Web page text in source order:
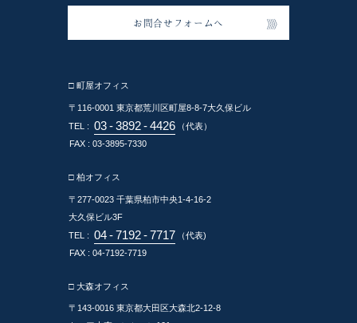
お問合せフォームへ
□ 町屋オフィス
〒116-0001 東京都荒川区町屋8-8-7大久保ビル
TEL : 03 - 3892 - 4426
（代表）
FAX : 03-3895-7330
□ 柏オフィス
〒277-0023 千葉県柏市中央1-4-16-2
大久保ビル3F
TEL : 04 - 7192 - 7717
（代表)
FAX : 04-7192-7719
□ 大森オフィス
〒143-0016 東京都大田区大森北2-12-8